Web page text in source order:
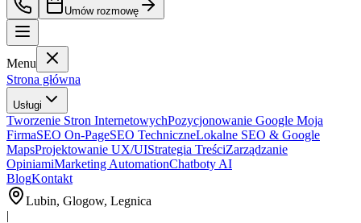
Umów rozmowę
Menu
Strona główna
Usługi
Tworzenie Stron InternetowychPozycjonowanie Google Moja
FirmaSEO On-PageSEO TechniczneLokalne SEO & Google
MapsProjektowanie UX/UIStrategia TreściZarządzanie
OpiniamiMarketing AutomationChatboty AI
BlogKontakt
Lubin, Glogow, Legnica
|